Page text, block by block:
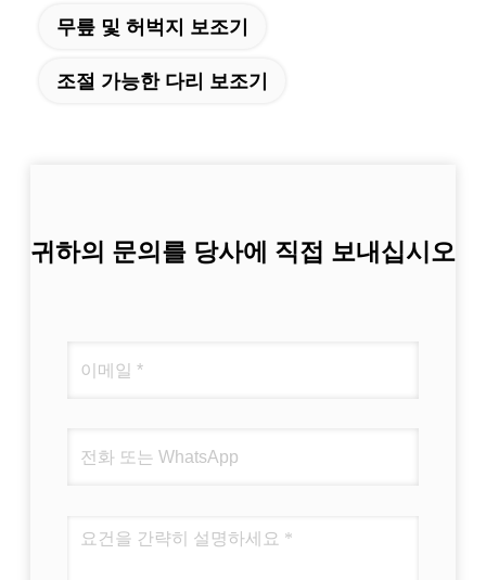
무릎 및 허벅지 보조기
조절 가능한 다리 보조기
귀하의 문의를 당사에 직접 보내십시오